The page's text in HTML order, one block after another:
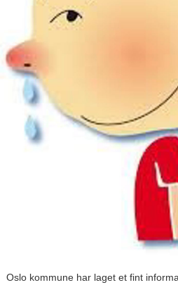
Oslo kommune har laget et fint